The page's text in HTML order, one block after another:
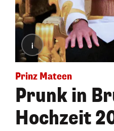
i
Prinz Mateen
Prunk in
Hochzeit